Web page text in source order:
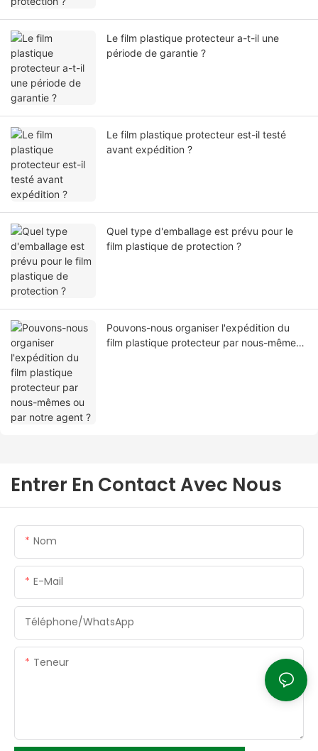
Le film plastique protecteur a-t-il une
période de garantie ?
Le film plastique protecteur est-il testé
avant expédition ?
Quel type d'emballage est prévu pour le
film plastique de protection ?
Pouvons-nous organiser l'expédition du
film plastique protecteur par nous-mêmes
Entrer En Contact Avec Nous
Nom
E-Mail
Téléphone/WhatsApp
Teneur